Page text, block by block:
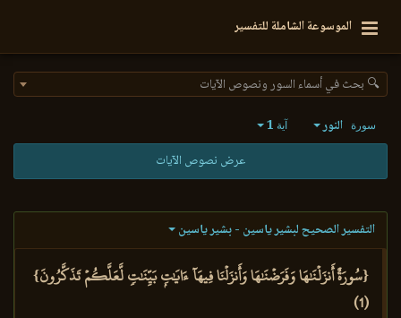
الموسوعة الشاملة للتفسير
🔍 بحث في أسماء السور ونصوص الآيات
سورة النور آية 1
عرض نصوص الآيات
التفسير الصحيح لبشير ياسين - بشير ياسين
{سُورَةٌ أَنزَلۡنَٰهَا وَفَرَضۡنَٰهَا وَأَنزَلۡنَا فِيهَآ ءَايَٰتِۭ بَيِّنَٰتٖ لَّعَلَّكُمۡ تَذَكَّرُونَ}
(1)